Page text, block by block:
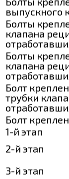
выпускного
Болты
клапана
Болты
клапана
Болт
трубки
Болт
1-й этап
2-й этап
3-й этап